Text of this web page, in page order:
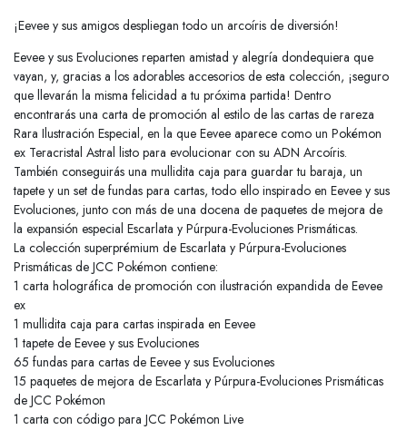
¡Eevee y sus amigos despliegan todo un arcoíris de diversión!
Eevee y sus Evoluciones reparten amistad y alegría dondequiera que
vayan, y, gracias a los adorables accesorios de esta colección, ¡seguro
que llevarán la misma felicidad a tu próxima partida! Dentro
encontrarás una carta de promoción al estilo de las cartas de rareza
Rara Ilustración Especial, en la que Eevee aparece como un Pokémon
ex Teracristal Astral listo para evolucionar con su ADN Arcoíris.
También conseguirás una mullidita caja para guardar tu baraja, un
tapete y un set de fundas para cartas, todo ello inspirado en Eevee y sus
Evoluciones, junto con más de una docena de paquetes de mejora de
la expansión especial Escarlata y Púrpura-Evoluciones Prismáticas.
La colección superprémium de Escarlata y Púrpura-Evoluciones
Prismáticas de JCC Pokémon contiene:
1 carta holográfica de promoción con ilustración expandida de Eevee
ex
1 mullidita caja para cartas inspirada en Eevee
1 tapete de Eevee y sus Evoluciones
65 fundas para cartas de Eevee y sus Evoluciones
15 paquetes de mejora de Escarlata y Púrpura-Evoluciones Prismáticas
de JCC Pokémon
1 carta con código para JCC Pokémon Live